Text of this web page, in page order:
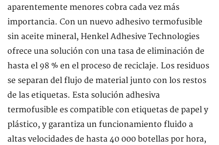
aparentemente menores cobra cada vez más
importancia. Con un nuevo adhesivo termofusible
sin aceite mineral, Henkel Adhesive Technologies
ofrece una solución con una tasa de eliminación de
hasta el 98 % en el proceso de reciclaje. Los residuos
se separan del flujo de material junto con los restos
de las etiquetas. Esta solución adhesiva
termofusible es compatible con etiquetas de papel y
plástico, y garantiza un funcionamiento fluido a
altas velocidades de hasta 40 000 botellas por hora,